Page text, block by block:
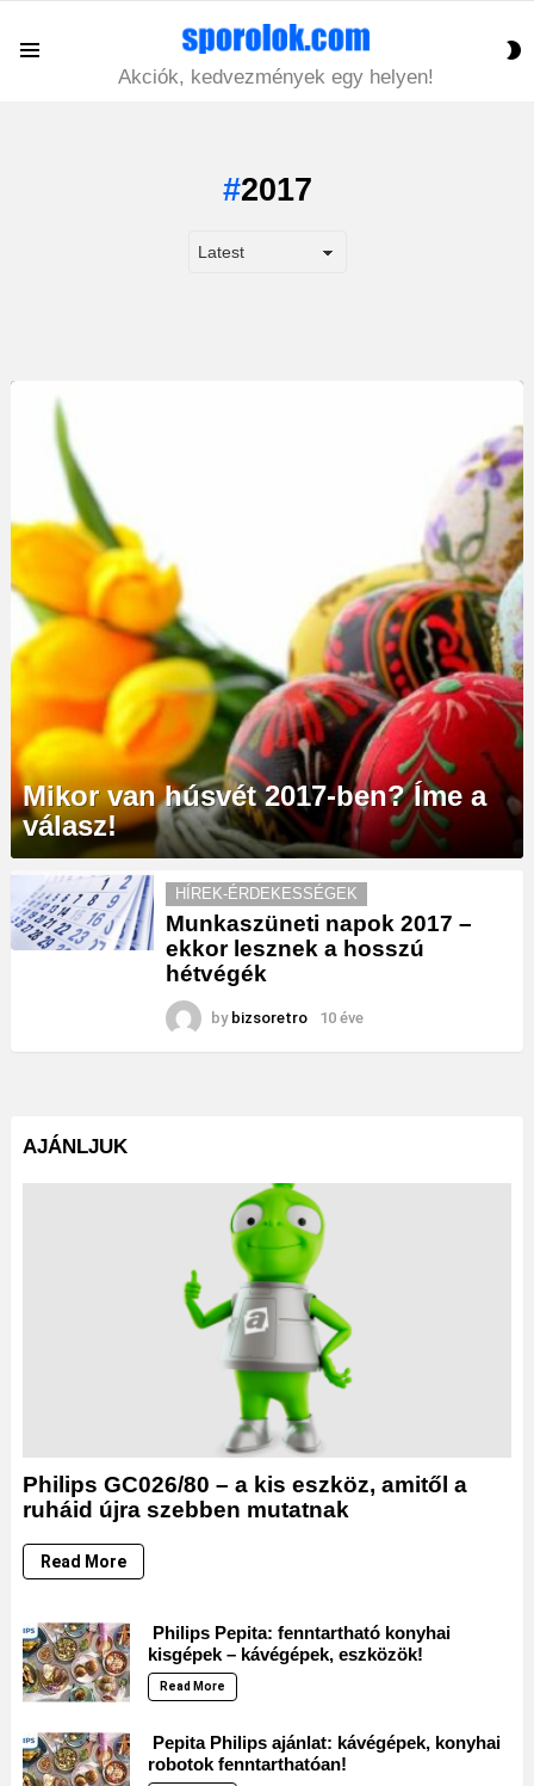
Akciók, kedvezmények egy helyen!
2017
LATEST
STORY
Mikor van húsvét 2017-ben? Íme a
válasz!
MORE
STORIES
HÍREK-ÉRDEKESSÉGEK
Munkaszüneti napok 2017 –
ekkor lesznek a hosszú
hétvégék
by bizsoretro 10 éve
AJÁNLJUK
Philips GC026/80 – a kis eszköz, amitől a
ruháid újra szebben mutatnak
Read More
Philips Pepita: fenntartható konyhai
kisgépek – kávégépek, eszközök!
Read More
Pepita Philips ajánlat: kávégépek, konyhai
robotok fenntarthatóan!